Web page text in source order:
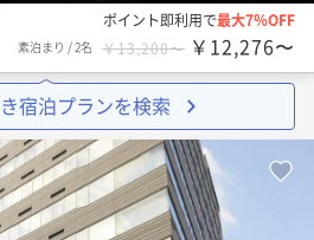
ポイント即利用で最大7％OFF
素泊まり /2名 ￥13,200〜 ￥12,276〜
宿泊プランを検索